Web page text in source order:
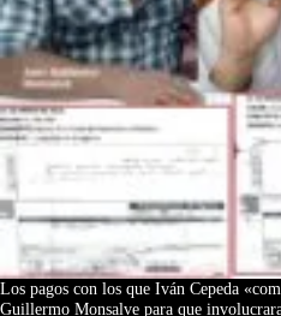
Los pagos con los que Iván Cepeda
Guillermo Monsalve para que